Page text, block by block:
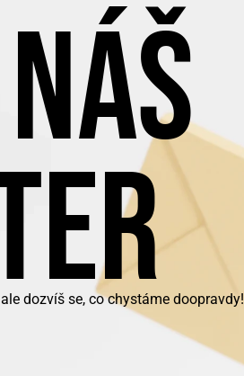
dozvíš se, co chystáme doopravdy!